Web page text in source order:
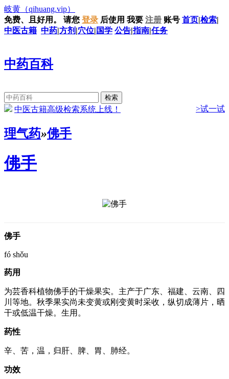
岐黄 （qihuang.vip）
免费、且好用。
请您 登录 后使用 我要 注册 账号 首页|检索|
中医古籍 中药|方剂 |穴位| 国学 公告|指南|任务
中药百科
中医古籍高级检索系统上线！ >试一试
理气药»佛手
佛手
佛手
fó shǒu
药用
为芸香科植物佛手的干燥果实。主产于广东、福建、云南、四
川等地。秋季果实尚未变黄或刚变黄时采收，纵切成薄片，晒
干或低温干燥。生用。
药性
辛、苦，温，归肝、脾、胃、肺经。
功效